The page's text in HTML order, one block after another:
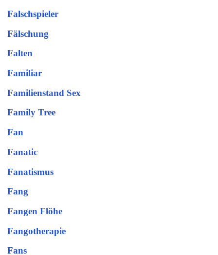
Falschspieler
Fälschung
Falten
Familiar
Familienstand Sex
Family Tree
Fan
Fanatic
Fanatismus
Fang
Fangen Flöhe
Fangotherapie
Fans